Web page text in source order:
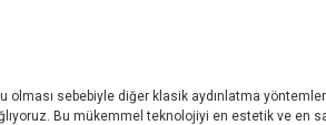
olması sebebiyle diğer klasik aydınlatma
Bu mükemmel teknolojiyi en estetik ve en